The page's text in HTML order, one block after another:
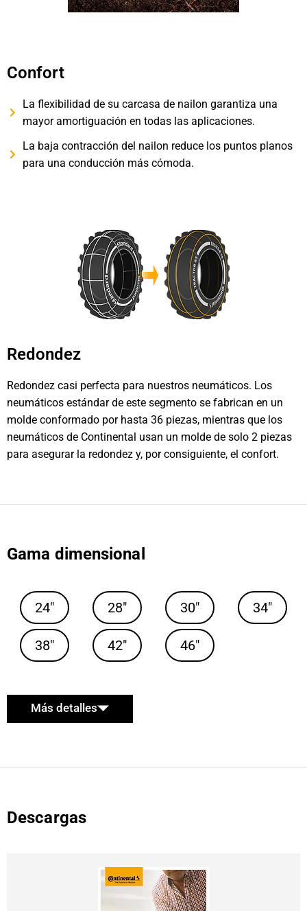
Confort
La flexibilidad de su carcasa de nailon garantiza una
mayor amortiguación en todas las aplicaciones.
La baja contracción del nailon reduce los puntos planos
para una conducción más cómoda.
Redondez
Redondez casi perfecta para nuestros neumáticos. Los
neumáticos estándar de este segmento se fabrican en un
molde conformado por hasta 36 piezas, mientras que los
neumáticos de Continental usan un molde de solo 2 piezas
para asegurar la redondez y, por consiguiente, el confort.
Gama dimensional
24" 28" 30" 34"
38" 42" 46"
Más detalles
Descargas